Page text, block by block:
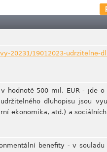
20231/19012023-udrzitelne-
hodnotě 500 mil. EUR - jde o
dluhopisu jsou
ekonomika, atd.) a
benefity - v